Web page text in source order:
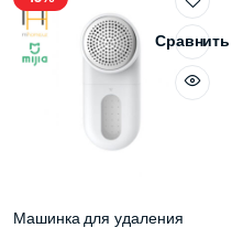
Сравнить
Машинка для удаления